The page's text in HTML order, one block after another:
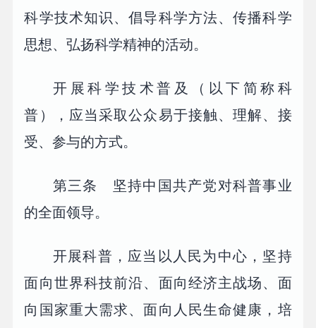
科学技术知识、倡导科学方法、传播科学
思想、弘扬科学精神的活动。
开展科学技术普及（以下简称科
普），应当采取公众易于接触、理解、接
受、参与的方式。
第三条 坚持中国共产党对科普事业
的全面领导。
开展科普，应当以人民为中心，坚持
面向世界科技前沿、面向经济主战场、面
向国家重大需求、面向人民生命健康，培